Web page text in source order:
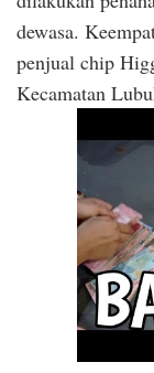
dewasa.
penjual chip
Kecamatan